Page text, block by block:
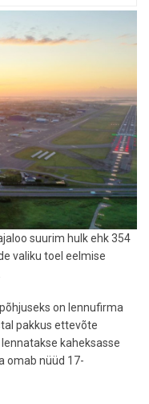
suurim hulk ehk 354
valiku toel eelmise
on lennufirma
pakkus ettevõte
kaheksasse
omab nüüd 17-